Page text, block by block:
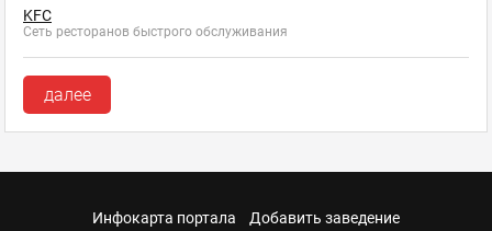
KFC
Сеть ресторанов быстрого обслуживания
далее
Инфокарта портала
Добавить заведение